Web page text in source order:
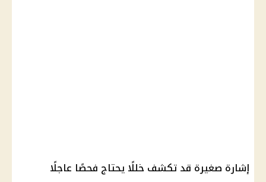
إشارة صغيرة قد تكشف خللًا يحتاج فحصًا عاجلًا